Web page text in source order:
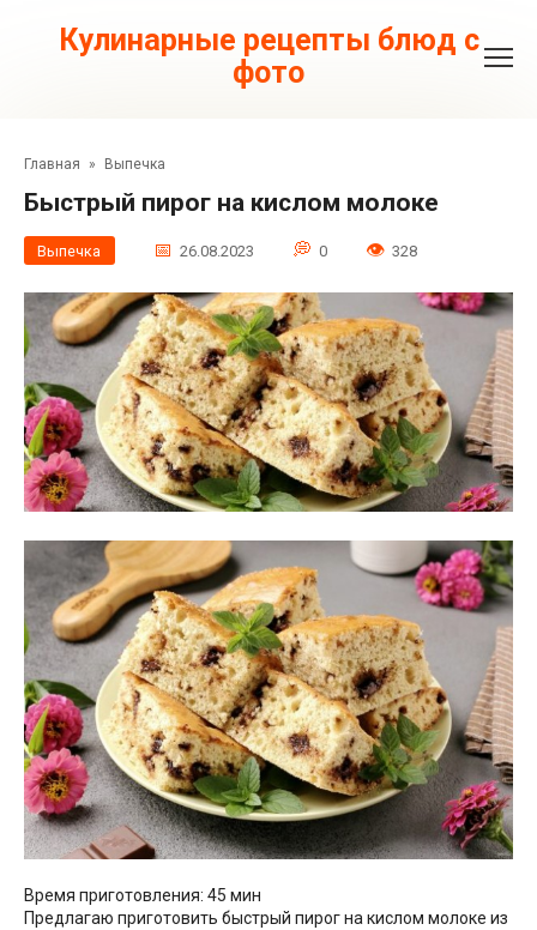
контентуКулинарные рецепты блюд с
фото
Главная » Выпечка
Быстрый пирог на кислом молоке
Выпечка 26.08.2023 0 328
Время приготовления: 45 мин
Предлагаю приготовить быстрый пирог на кислом молоке из